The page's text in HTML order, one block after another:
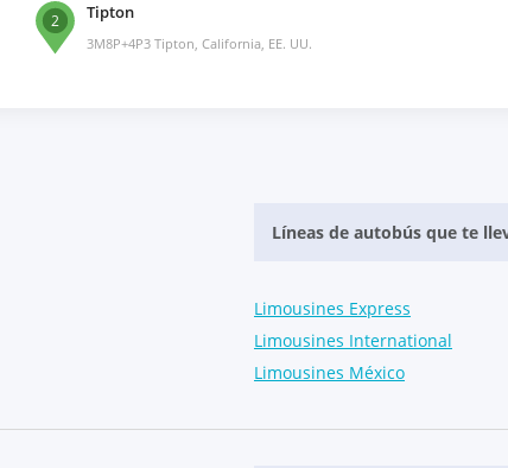
2 Tipton
3M8P+4P3 Tipton, California, EE. UU.
Líneas de autobús que te
Limousines Express
Limousines International
Limousines México